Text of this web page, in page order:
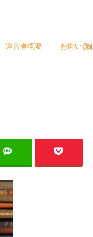
運営者概要 お問い合